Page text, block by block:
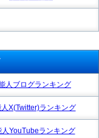
人ブログランキング
X(Twitter)ランキング
人YouTubeランキング